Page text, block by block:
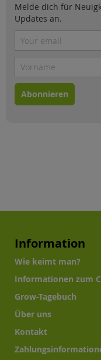
Melde dich für
Updates an.
Abonnieren
Information
Wie keimt man?
Informationen zum
Grow-Tagebuch
Über uns
Kontakt